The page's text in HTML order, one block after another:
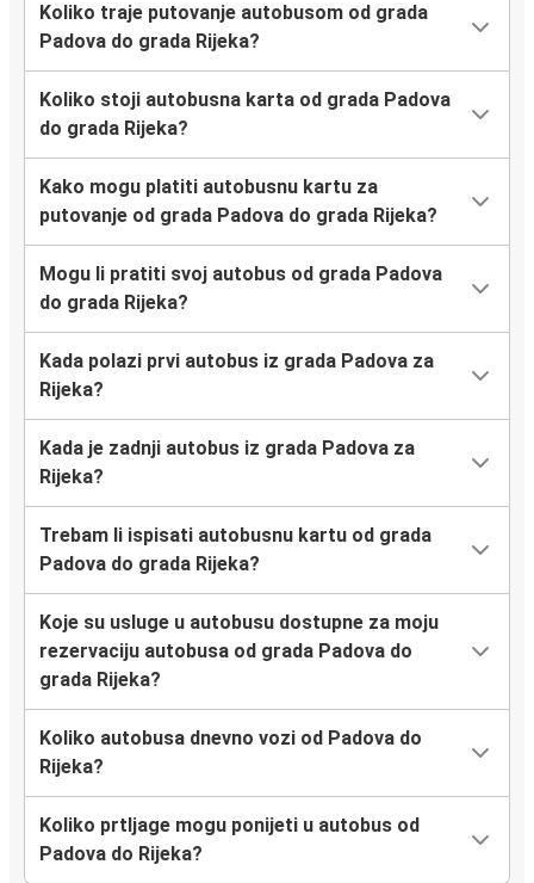
Koliko traje putovanje autobusom od grada
Padova do grada Rijeka?
Koliko stoji autobusna karta od grada Padova
do grada Rijeka?
Kako mogu platiti autobusnu kartu za
putovanje od grada Padova do grada Rijeka?
Mogu li pratiti svoj autobus od grada Padova
do grada Rijeka?
Kada polazi prvi autobus iz grada Padova za
Rijeka?
Kada je zadnji autobus iz grada Padova za
Rijeka?
Trebam li ispisati autobusnu kartu od grada
Padova do grada Rijeka?
Koje su usluge u autobusu dostupne za moju
rezervaciju autobusa od grada Padova do
grada Rijeka?
Koliko autobusa dnevno vozi od Padova do
Rijeka?
Koliko prtljage mogu ponijeti u autobus od
Padova do Rijeka?